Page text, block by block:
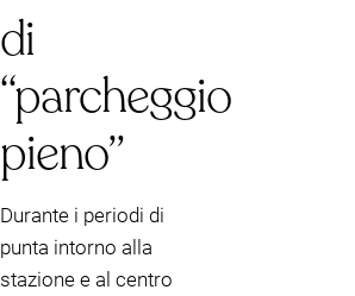
di
“parcheggio
pieno”
Durante i periodi di
punta intorno alla
stazione e al centro